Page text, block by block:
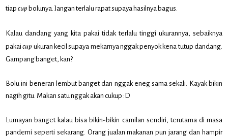
tiapcup bolunya. Jangan terlalu rapat supaya hasilnya bagus.
Kalau dandang yang kita pakai tidak terlalu tinggi ukurannya, sebaiknya
pakaicup ukuran kecil supaya mekarnya nggak penyok kena tutup dandang.
Gampang banget, kan?
Bolu ini beneran lembut banget dan nggak eneg sama sekali. Kayak bikin
nagih gitu. Makan satu nggak akan cukup :D
Lumayan banget kalau bisa bikin-bikin camilan sendiri, terutama di masa
pandemi seperti sekarang. Orang jualan makanan pun jarang dan hampir